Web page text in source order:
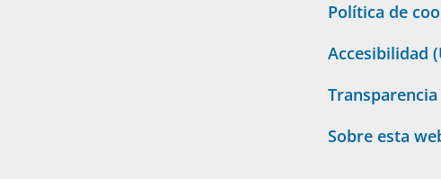
Política de
Accesibilidad
Transparencia
Sobre esta